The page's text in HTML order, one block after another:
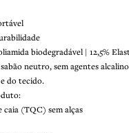
biodegradável | 12,5%
neutro, sem agentes
do tecido.
(TQC) sem alças